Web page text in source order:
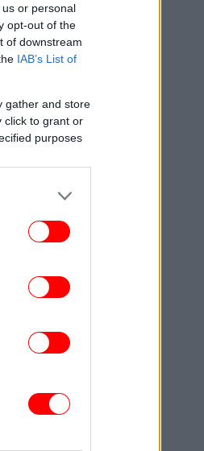
or personal
opt-out of the
of downstream
IAB’s List of
gather and store
click to grant or
purposes